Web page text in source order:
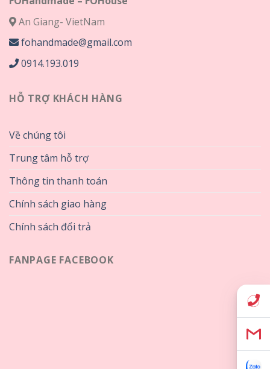
An Giang- VietNam
fohandmade@gmail.com
0914.193.019
HỖ TRỢ KHÁCH HÀNG
Về chúng tôi
Trung tâm hỗ trợ
Thông tin thanh toán
Chính sách giao hàng
Chính sách đổi trả
FANPAGE FACEBOOK